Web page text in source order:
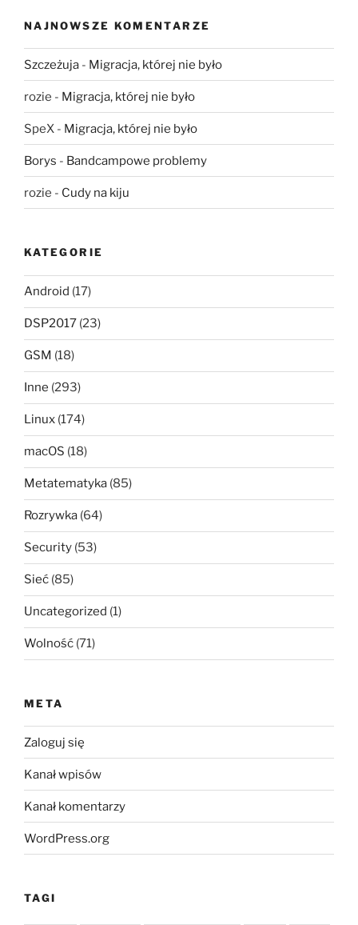
NAJNOWSZE KOMENTARZE
Szczeżuja - Migracja, której nie było
rozie - Migracja, której nie było
SpeX - Migracja, której nie było
Borys - Bandcampowe problemy
rozie - Cudy na kiju
KATEGORIE
Android (17)
DSP2017 (23)
GSM (18)
Inne (293)
Linux (174)
macOS (18)
Metatematyka (85)
Rozrywka (64)
Security (53)
Sieć (85)
Uncategorized (1)
Wolność (71)
META
Zaloguj się
Kanał wpisów
Kanał komentarzy
WordPress.org
TAGI